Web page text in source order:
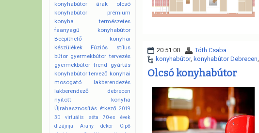
20:51:00
Tóth Csaba
konyhabútor, konyhabútor Debrecen,
Olcsó konyhabútor
konyhabútor árak
olcsó
konyhabútor
prémium
konyha
természetes
faanyagú konyhabútor
Beépíthető konyhai
készülékek
Fúziós stílus
bútor gyermekbútor tervezés
gyermekbútor trend
gyártás
konyhabútor tervező konyhai
mosogató
lakberendezés
lakberendező debrecen
nyitott konyha
Újrahasznosítás étkező 2019
3D virtuális séta
70-es évek
dizájnja
Arany dekor
Cipő